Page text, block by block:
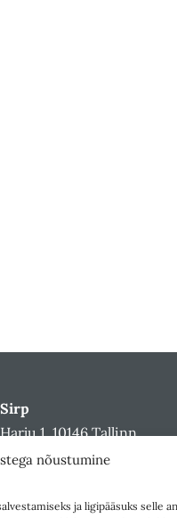
nõustumine
ja ligipääsuks selle
Sirp
Harju 1, 10146 Tallinn
sirp@sirp.ee
Toeta